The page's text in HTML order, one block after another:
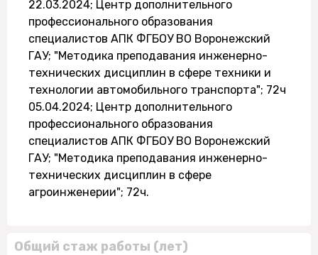
22.03.2024; Центр дополнительного
профессионального образования
специалистов АПК ФГБОУ ВО Воронежский
ГАУ; "Методика преподавания инженерно-
технических дисциплин в сфере техники и
технологии автомобильного транспорта"; 72ч
05.04.2024; Центр дополнительного
профессионального образования
специалистов АПК ФГБОУ ВО Воронежский
ГАУ; "Методика преподавания инженерно-
технических дисциплин в сфере
агроинженерии"; 72ч.
Общий стаж работы (лет)